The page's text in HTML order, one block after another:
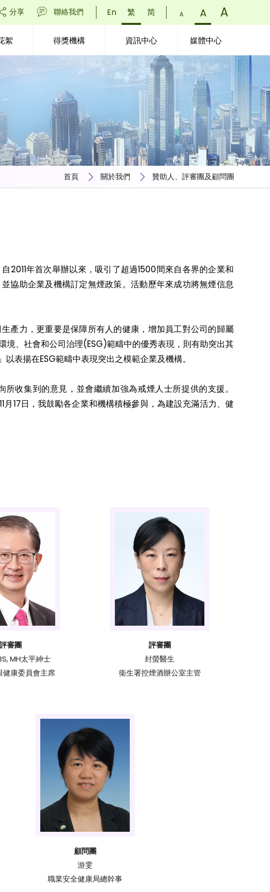
分享 聯絡我們 En 繁 简 字
大
小：
(
A
字
體
大
小：
正
常
(
A)
字
體
大
小：
更
大
(
A
絮 得獎機構 資訊中心 媒體中心
首頁 關於我們 贊助人、評審團及顧問團
2011年首次舉辦以來，吸引了超過1500間來自各界的企業和
協助企業及機構訂定無煙政策。活動歷年來成功將無煙信息
產力，更重要是保障所有人的健康，增加員工對公司的歸屬
、社會和公司治理(ESG)範疇中的優秀表現，則有助突出其
表揚在ESG範疇中表現突出之模範企業及機構。
收集到的意見，並會繼續加強為戒煙人士所提供的支援。
17日，我鼓勵各企業和機構積極參與，為建設充滿活力、健
評審團
MH太平紳士
健康委員會主席
評審團
封螢醫生
衞生署控煙酒辦公室主管
顧問團
游雯
職業安全健康局總幹事